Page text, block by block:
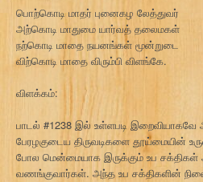
பொற்கொடி மாதர் புனைகழ லேத்துவர்
அற்கொடி மாதுமை யார்வத் தலைமகள்
நற்கொடி மாதை நயனங்கள் மூன்றுடை
விற்கொடி மாதை விரும்பி விளங்கே.
விளக்கம்:
பாடல் #1238 இல் உள்ளபடி இறைவியாகவே
பேரழகுடைய திருவடிகளை தூய்மையின்
போல மென்மையாக இருக்கும் உப சக்திகள்
வணங்குவார்கள். அந்த உப சக்திகளின்